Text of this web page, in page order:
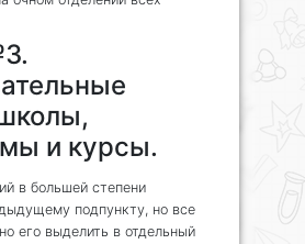
и курсы.
в большей степени
подпункту, но все
его выделить в отдельный